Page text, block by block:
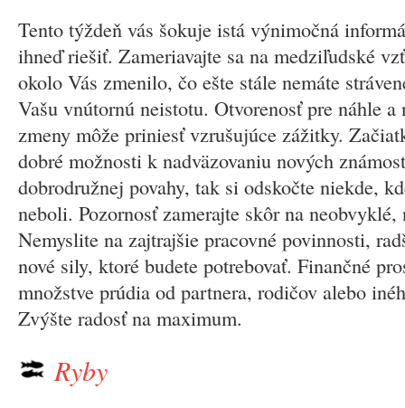
Tento týždeň vás šokuje istá výnimočná
ihneď riešiť. Zameriavajte sa na medziľudské
okolo Vás zmenilo, čo ešte stále nemáte
Vašu vnútornú neistotu. Otvorenosť pre náhle a
zmeny môže priniesť vzrušujúce zážitky.
dobré možnosti k nadväzovaniu nových
dobrodružnej povahy, tak si odskočte niekde,
neboli. Pozornosť zamerajte skôr na
Nemyslite na zajtrajšie pracovné povinnosti,
nové sily, ktoré budete potrebovať. Finančné
množstve prúdia od partnera, rodičov alebo
Zvýšte radosť na maximum.
Ryby